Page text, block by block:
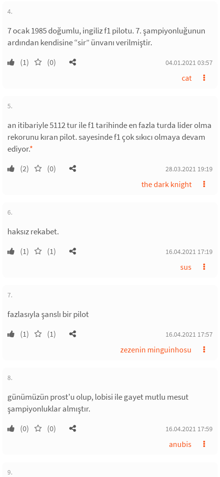
4.
7 ocak 1985 doğumlu, ingiliz f1 pilotu. 7. şampiyonluğunun
ardından kendisine “sir” ünvanı verilmiştir.
(1) (0) 04.01.2021 03:57
cat
5.
an itibariyle 5112 tur ile f1 tarihinde en fazla turda lider olma
rekorunu kıran pilot. sayesinde f1 çok sıkıcı olmaya devam
ediyor.*
(2) (0) 28.03.2021 19:19
the dark knight
6.
haksız rekabet.
(1) (1) 16.04.2021 17:19
sus
7.
fazlasıyla şanslı bir pilot
(1) (1) 16.04.2021 17:57
zezenin minguinhosu
8.
günümüzün prost'u olup, lobisi ile gayet mutlu mesut
şampiyonluklar almıştır.
(0) (0) 16.04.2021 17:59
anubis
9.